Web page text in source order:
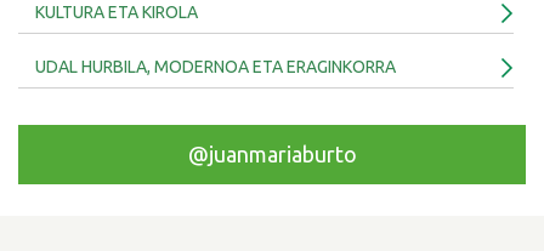
KULTURA ETA KIROLA
UDAL HURBILA, MODERNOA ETA ERAGINKORRA
@juanmariaburto